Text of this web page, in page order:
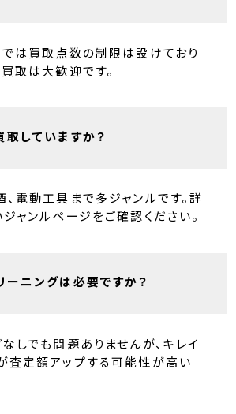
では買取点数の制限は設けており
取は大歓迎です。
取していますか？
電動工具まで多ジャンルです。詳
ャンルページをご確認ください。
ーニングは必要ですか？
しでも問題ありませんが、キレイ
査定額アップする可能性が高い